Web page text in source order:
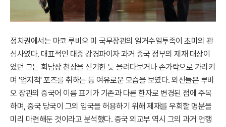
정치권에서는 마코 루비오 미 국무장관의 일거수일투족이 초미의 관
심사였다. 대표적인 대중 강경파이자 과거 중국 정부의 제재 대상이
었던 그는 회담장 천장을 신기한 듯 올려다보거나 손가락으로 가리키
며 '엄지척' 포즈를 취하는 등 여유로운 모습을 보였다. 외신들은 루비
오 장관의 중국어 이름 표기가 기존과 다른 한자로 변경된 점에 주목
하며, 중국 당국이 그의 입국을 허용하기 위해 제재를 우회할 명분을
미리 마련해둔 것이라고 분석했다. 중국 외교부 역시 그의 과거 언행